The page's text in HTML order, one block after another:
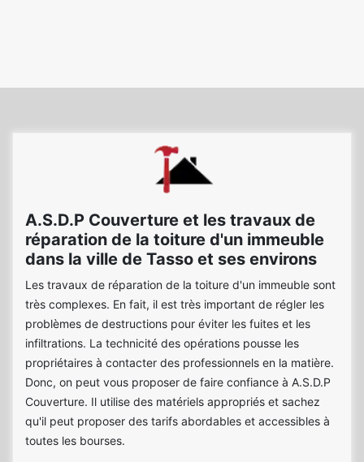
A.S.D.P Couverture et les travaux de
réparation de la toiture d'un immeuble
dans la ville de Tasso et ses environs
Les travaux de réparation de la toiture d'un immeuble sont
très complexes. En fait, il est très important de régler les
problèmes de destructions pour éviter les fuites et les
infiltrations. La technicité des opérations pousse les
propriétaires à contacter des professionnels en la matière.
Donc, on peut vous proposer de faire confiance à A.S.D.P
Couverture. Il utilise des matériels appropriés et sachez
qu'il peut proposer des tarifs abordables et accessibles à
toutes les bourses.